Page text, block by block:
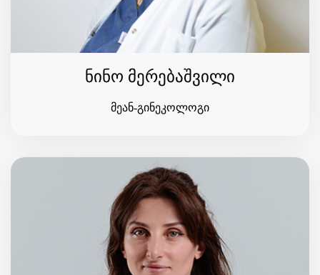
ნინო მერებაშვილი
მეან-გინეკოლოგი